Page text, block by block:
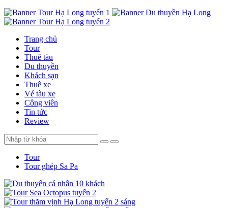
Trang chủ
Tour
Thuê tàu
Du thuyền
Khách sạn
Thuê xe
Vé tàu xe
Công viên
Tin tức
Review
Tour
Tour ghép Sa Pa